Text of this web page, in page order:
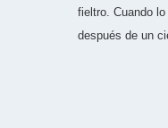
fieltro. Cuando
después de un